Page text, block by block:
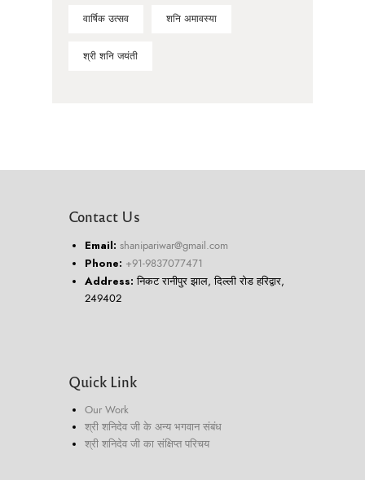
वार्षिक उत्सव शनि अमावस्या
श्री शनि जयंती
Contact Us
Email: shanipariwar@gmail.com
Phone: +91-9837077471
Address:निकट रानीपुर झाल, दिल्ली रोड हरिद्वार,
249402
Quick Link
Our Work
श्री शनिदेव जी के अन्य भगवान संबंध
श्री शनिदेव जी का संक्षिप्त परिचय